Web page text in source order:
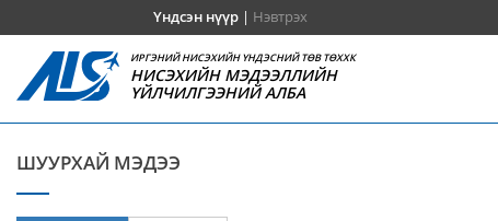
Үндсэн нүүр| Нэвтрэх
ИРГЭНИЙ НИСЭХИЙН ҮНДЭСНИЙ ТӨВ ТӨХХК
НИСЭХИЙН МЭДЭЭЛЛИЙН
ҮЙЛЧИЛГЭЭНИЙ АЛБА
ШУУРХАЙ МЭДЭЭ